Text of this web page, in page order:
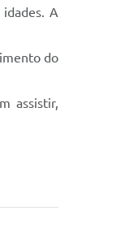
A
do
assistir,